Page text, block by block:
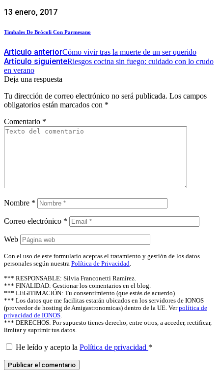
13 enero, 2017
Timbales De Brócoli Con Parmesano
Artículo anteriorCómo vivir tras la muerte de un ser querido
Artículo siguienteRiesgos cocina sin fuego: cuidado con lo crudo
en verano
Deja una respuesta
Tu dirección de correo electrónico no será publicada. Los campos
obligatorios están marcados con *
Comentario *
Nombre *
Correo electrónico *
Web
Con el uso de este formulario aceptas el tratamiento y gestión de los datos
personales según nuestra Política de Privacidad
*** RESPONSABLE: Silvia Franconetti Ramírez.
*** FINALIDAD: Gestionar los comentarios en el blog.
*** LEGITIMACIÓN: Tu consentimiento (que estás de acuerdo)
*** Los datos que me facilitas estarán ubicados en los servidores de IONOS
(proveedor de hosting de Amigastronomicas) dentro de la UE. Verpolítica de
privacidad de IONOS
*** DERECHOS: Por supuesto tienes derecho, entre otros, a acceder, rectificar,
limitar y suprimir tus datos.
He leído y acepto la Política de privacidad *